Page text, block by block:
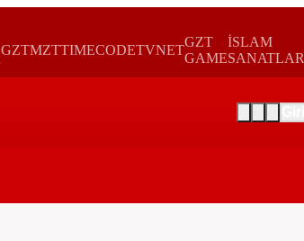
GZTMZTTIMECODETVNET
GZT
GAME
İSLAM